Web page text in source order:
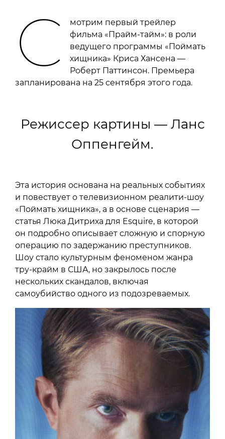
С
мотрим первый трейлер
фильма «Прайм-тайм»: в роли
ведущего программы «Поймать
хищника» Криса Хансена —
Роберт Паттинсон. Премьера
запланирована на 25 сентября этого года.
Режиссер картины — Ланс
Оппенгейм.
Эта история основана на реальных событиях
и повествует о телевизионном реалити-шоу
«Поймать хищника», а в основе сценария —
статья Люка Дитриха для Esquire, в которой
он подробно описывает сложную и спорную
операцию по задержанию преступников.
Шоу стало культурным феноменом жанра
тру-крайм в США, но закрылось после
нескольких скандалов, включая
самоубийство одного из подозреваемых.